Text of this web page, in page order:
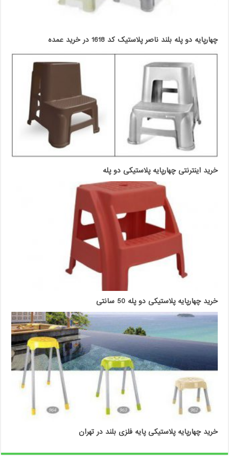
چهارپایه دو پله بلند ناصر پلاستیک کد 1618 در خرید عمده
خرید اینترنتی چهارپایه پلاستیکی دو پله
خرید چهارپایه پلاستیکی دو پله 50 سانتی
خرید چهارپایه پلاستیکی پایه فلزی بلند در تهران